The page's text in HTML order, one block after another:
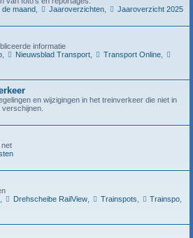
de maand, Jaaroverzichten,
Jaaroverzicht 2025
informatie
, Nieuwsblad Transport, Transport Online,
en wijzigingen in het treinverkeer die niet in
net
Drehscheibe RailView, Trainspots Trainspo